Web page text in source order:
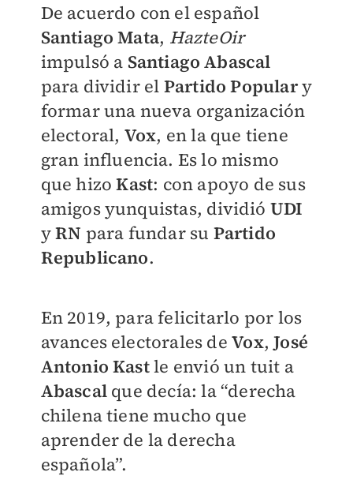
De acuerdo con el español
Santiago Mata, HazteOir
impulsó a Santiago Abascal
para dividir el Partido Populary
formar una nueva organización
electoral, Vox, en la que tiene
gran influencia. Es lo mismo
que hizoKast: con apoyo de sus
amigos yunquistas, dividió UDI
yRN para fundar su Partido
Republicano.
En 2019, para felicitarlo por los
avances electorales deVox,José
Antonio Kastle envió un tuit a
Abascalque decía: la “derecha
chilena tiene mucho que
aprender de la derecha
española”.